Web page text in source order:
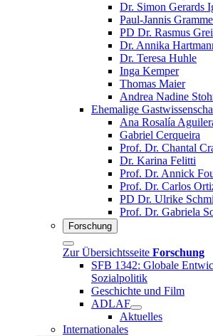
Dr. Simon Gerards
Paul-Jannis
PD Dr. Rasmus
Dr. Annika
Dr. Teresa Huhle
Inga Kemper
Thomas Maier
Andrea Nadine
Ehemalige
Ana Rosalía
Gabriel Cerqueira
Prof. Dr. Chantal
Dr. Karina Felitti
Prof. Dr. Annick
Prof. Dr. Carlos
PD Dr. Ulrike
Prof. Dr. Gabriela
Forschung
Zur Übersichtsseite Forschung
SFB 1342: Globale
Sozialpolitik
Geschichte und Film
ADLAF
Aktuelles
Internationales